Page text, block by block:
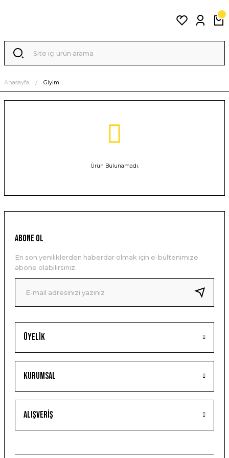
Anasayfa Giyim
Ürün Bulunamadı.
Üyelik
Kurumsal
Alışveriş
ABONE OL
En son yeniliklerden haberdar olmak için e-bültenimize
abone olabilirsiniz.